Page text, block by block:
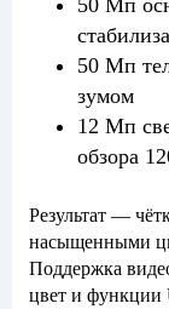
50 Мп
50 Мп
зумом
12 Мп
обзора
Результат —
насыщенными
Поддержка
цвет и функции